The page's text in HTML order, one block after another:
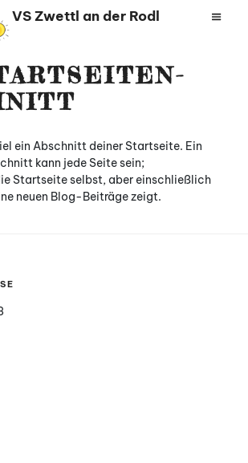
VS Zwettl an der Rodl
ein Abschnitt deiner Startseite. Ein
kann jede Seite sein;
Startseite selbst, aber einschließlich
neuen Blog-Beiträge zeigt.